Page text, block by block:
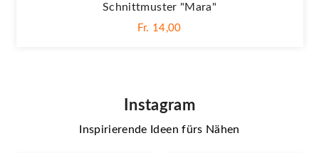
Schnittmuster "Mara"
Fr. 14,00
Instagram
Inspirierende Ideen fürs Nähen